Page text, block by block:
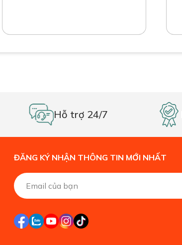
Hỗ trợ 24/7
ĐĂNG KÝ NHẬN THÔNG TIN MỚI NHẤT